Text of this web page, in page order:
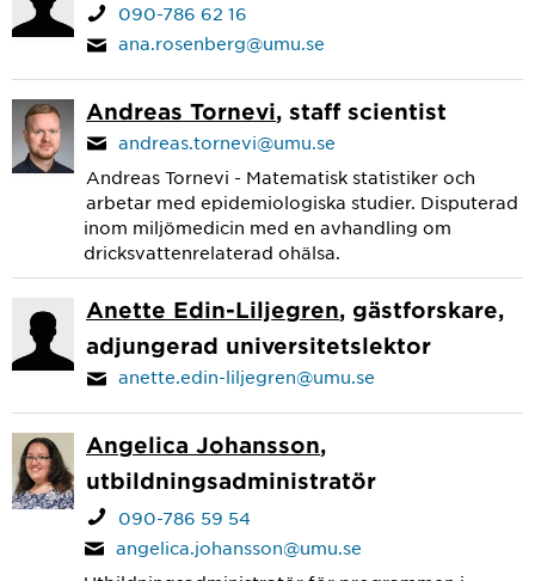
090-786 62 16
ana.rosenberg@umu.se
Andreas Tornevi, staff scientist
andreas.tornevi@umu.se
Andreas Tornevi - Matematisk statistiker och
arbetar med epidemiologiska studier. Disputerad
inom miljömedicin med en avhandling om
dricksvattenrelaterad ohälsa.
Anette Edin-Liljegren, gästforskare,
adjungerad universitetslektor
anette.edin-liljegren@umu.se
Angelica Johansson,
utbildningsadministratör
090-786 59 54
angelica.johansson@umu.se